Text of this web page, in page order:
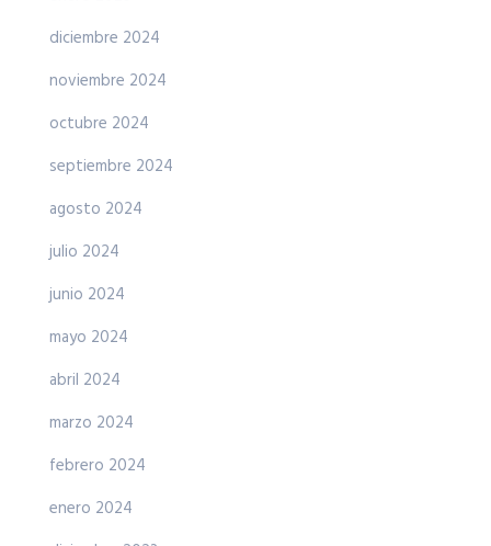
diciembre 2024
noviembre 2024
octubre 2024
septiembre 2024
agosto 2024
julio 2024
junio 2024
mayo 2024
abril 2024
marzo 2024
febrero 2024
enero 2024